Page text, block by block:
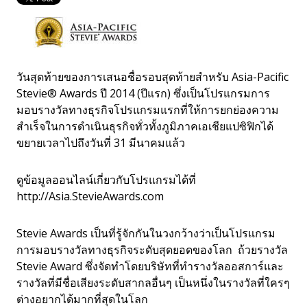
วันสุดท้ายของการเสนอชื่อรอบสุดท้ายสำหรับ Asia-Pacific
Stevie® Awards ปี 2014 (ปีแรก) ซึ่งเป็นโปรแกรมการ
มอบรางวัลทางธุรกิจโปรแกรมแรกที่ให้การยกย่องความ
สำเร็จในการดำเนินธุรกิจทั่วทั้งภูมิภาคเอเชียแปซิฟิกได้
ขยายเวลาไปถึงวันที่ 31 มีนาคมแล้ว
ดูข้อมูลออนไลน์เกี่ยวกับโปรแกรมได้ที่
http://Asia.StevieAwards.com
Stevie Awards เป็นที่รู้จักกันในวงกว้างว่าเป็นโปรแกรม
การมอบรางวัลทางธุรกิจระดับสุดยอดของโลก ถ้วยรางวัล
Stevie Award ซึ่งจัดทำโดยบริษัทที่ทำรางวัลออสการ์และ
รางวัลที่มีชื่อเสียงระดับสากลอื่นๆ เป็นหนึ่งในรางวัลที่ใครๆ
ต่างอยากได้มากที่สุดในโลก